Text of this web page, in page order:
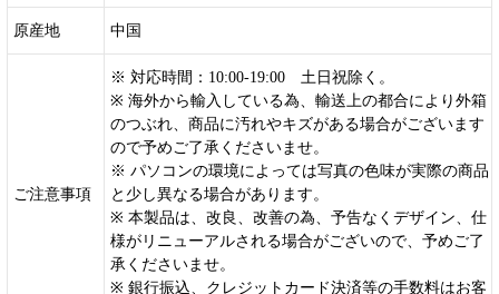
原産地 中国
ご注意事項
※ 対応時間：10:00-19:00 土日祝除く。
※ 海外から輸入している為、輸送上の都合により外箱
のつぶれ、商品に汚れやキズがある場合がございます
ので予めご了承くださいませ。
※ パソコンの環境によっては写真の色味が実際の商品
と少し異なる場合があります。
※ 本製品は、改良、改善の為、予告なくデザイン、仕
様がリニューアルされる場合がございので、予めご了
承くださいませ。
※ 銀行振込、クレジットカード決済等の手数料はお客